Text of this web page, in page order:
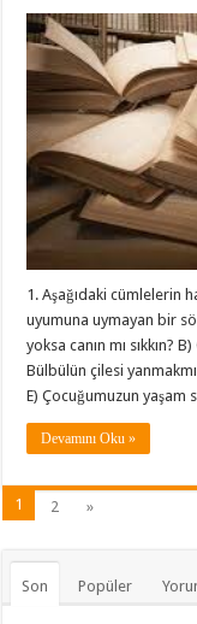
1. Aşağıdaki cümlelerin
uyumuna uymayan bir
yoksa canın mı sıkkın?
Bülbülün çilesi
E) Çocuğumuzun
Devamını Oku »
1 2 »
Son Popüler